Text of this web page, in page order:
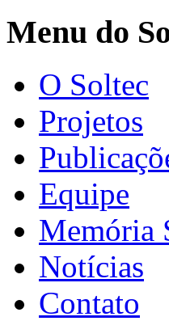
Menu do
O Soltec
Projetos
Equipe
Memória
Notícias
Contato